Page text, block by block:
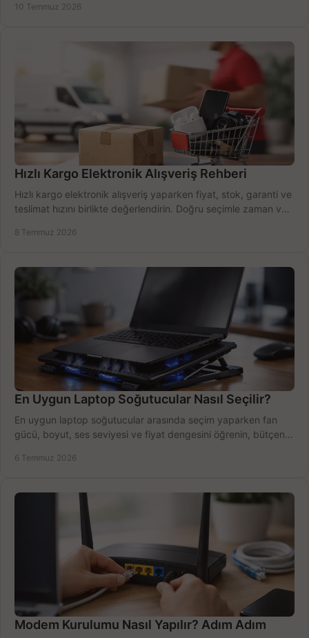
10 Temmuz 2026
Hızlı Kargo Elektronik Alışveriş Rehberi
Hızlı kargo elektronik alışveriş yaparken fiyat, stok, garanti ve
teslimat hızını birlikte değerlendirin. Doğru seçimle zaman ve
8 Temmuz 2026
En Uygun Laptop Soğutucular Nasıl Seçilir?
En uygun laptop soğutucular arasında seçim yaparken fan
gücü, boyut, ses seviyesi ve fiyat dengesini öğrenin, bütçenizi
6 Temmuz 2026
Modem Kurulumu Nasıl Yapılır? Adım Adım